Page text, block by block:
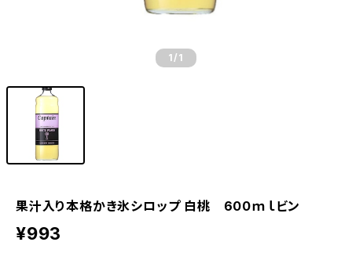
1 /1
果汁入り本格かき氷シロップ 白桃 600ｍｌビン
¥993